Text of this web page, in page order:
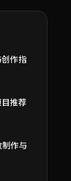
作指
推荐
作与